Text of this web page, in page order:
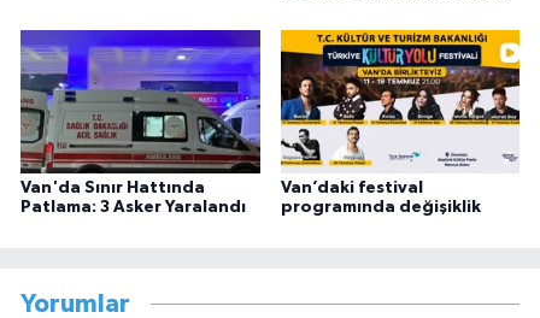
Van'da Sınır Hattında
Patlama: 3 Asker Yaralandı
Van’daki festival
programında değişiklik
Yorumlar